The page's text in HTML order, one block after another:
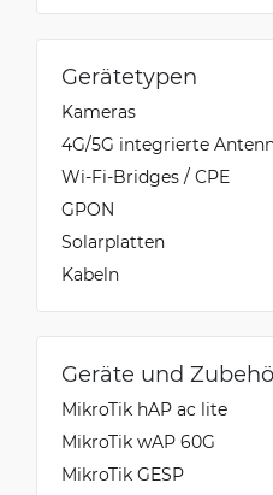
Gerätetypen
Kameras
4G/5G integrierte
Wi-Fi-Bridges / CPE
GPON
Solarplatten
Kabeln
Geräte und
MikroTik hAP ac lite
MikroTik wAP 60G
MikroTik GESP